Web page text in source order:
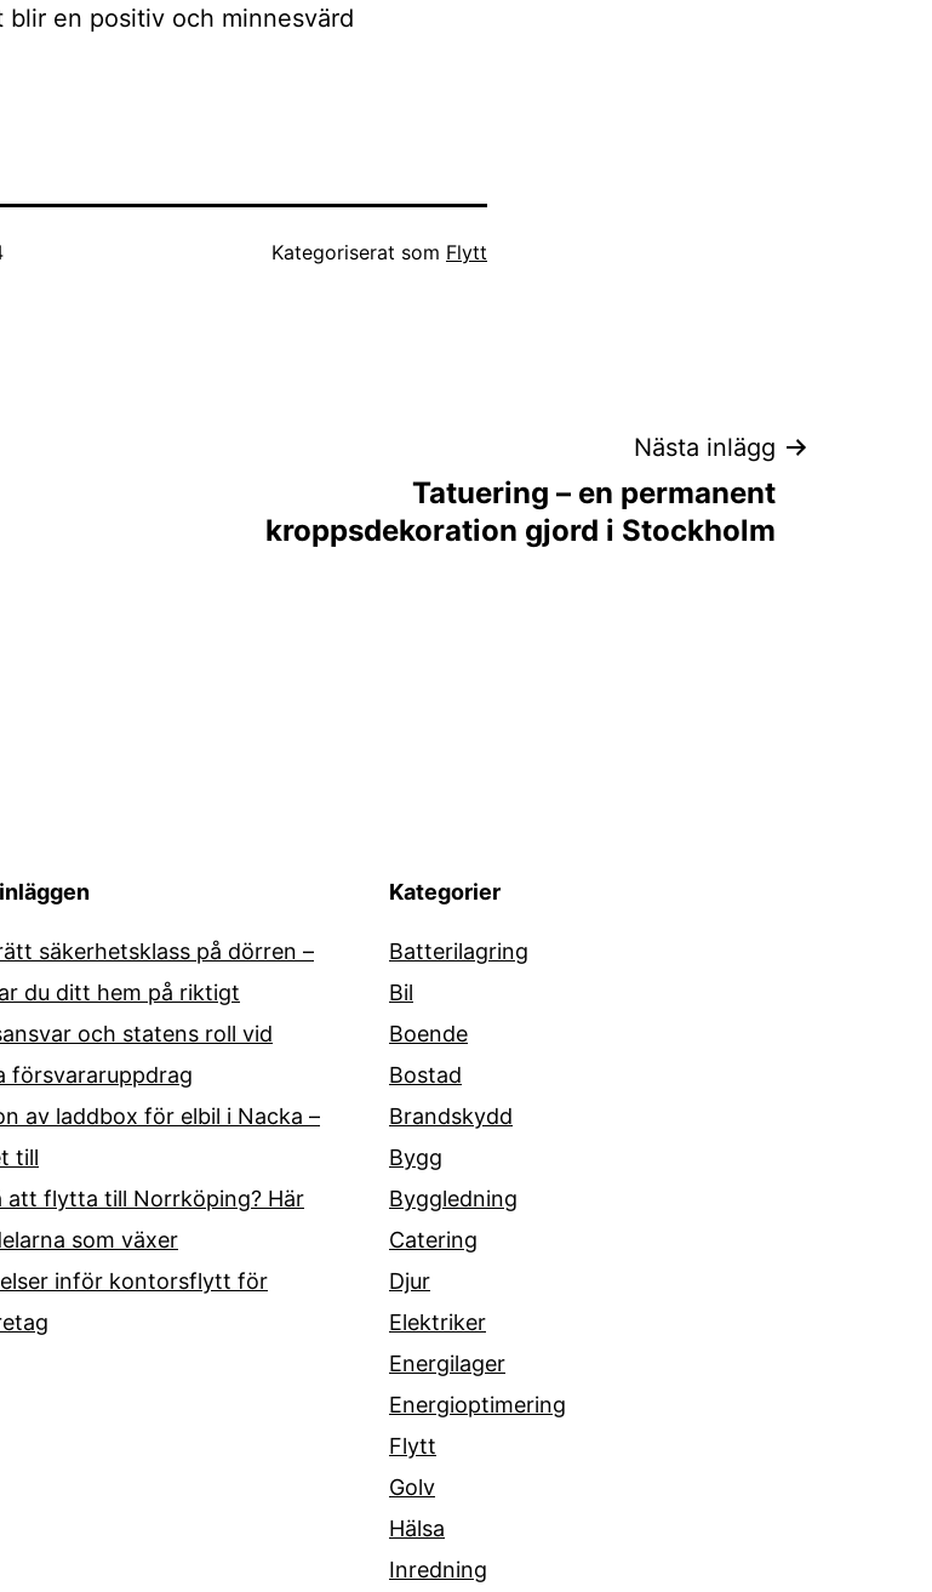
en positiv och minnesvärd
Kategoriserat som Flytt
Nästa inlägg
Tatuering – en permanent
kroppsdekoration gjord i Stockholm
säkerhetsklass på dörren –
du ditt hem på riktigt
och statens roll vid
försvararuppdrag
av laddbox för elbil i Nacka –
till
att flytta till Norrköping? Här
som växer
inför kontorsflytt för
Kategorier
Batterilagring
Bil
Boende
Bostad
Brandskydd
Bygg
Byggledning
Catering
Djur
Elektriker
Energilager
Energioptimering
Flytt
Golv
Hälsa
Inredning